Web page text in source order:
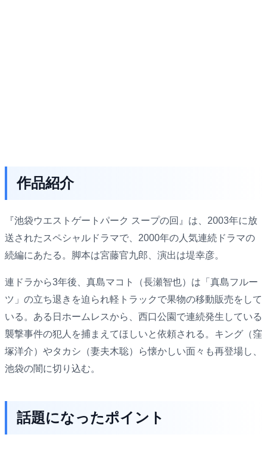
作品紹介
『池袋ウエストゲートパーク スープの回』は、2003年に放
送されたスペシャルドラマで、2000年の人気連続ドラマの
続編にあたる。脚本は宮藤官九郎、演出は堤幸彦。
連ドラから3年後、真島マコト（長瀬智也）は「真島フルー
ツ」の立ち退きを迫られ軽トラックで果物の移動販売をして
いる。ある日ホームレスから、西口公園で連続発生している
襲撃事件の犯人を捕まえてほしいと依頼される。キング（窪
塚洋介）やタカシ（妻夫木聡）ら懐かしい面々も再登場し、
池袋の闇に切り込む。
話題になったポイント